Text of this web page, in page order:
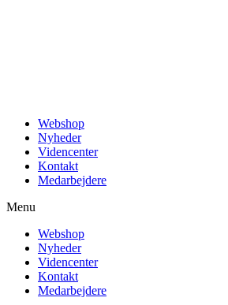
Webshop
Nyheder
Videncenter
Kontakt
Medarbejdere
Menu
Webshop
Nyheder
Videncenter
Kontakt
Medarbejdere